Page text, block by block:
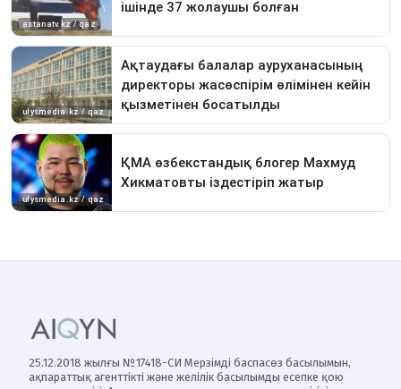
25.12.2018 жылғы №17418-СИ Мерзімді баспасөз басылымын,
ақпараттық агенттікті және желілік басылымды есепке қою